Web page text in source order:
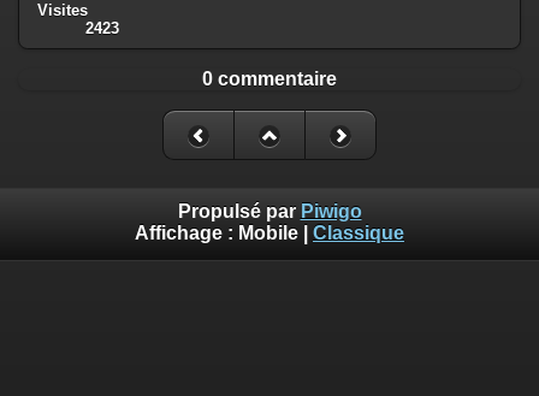
Visites
2423
0 commentaire
Propulsé par Piwigo
Affichage : Mobile Classique